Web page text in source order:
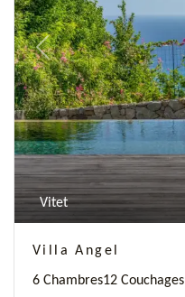
Previous
Vitet
Villa Angel
6 Chambres12 Couchages